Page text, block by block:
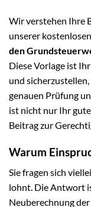
Wir verstehen Ihre
unserer
den
Diese Vorlage ist
und
genauen Prüfung
ist nicht nur Ihr
Beitrag zur
Warum
Sie fragen sich
lohnt. Die Antwort
Neuberechnung